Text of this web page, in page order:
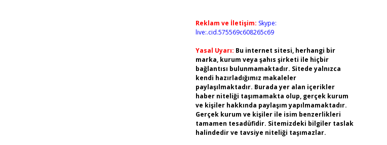
Reklam ve İletişim: Skype:
live:.cid.575569c608265c69
Yasal Uyarı: Bu internet sitesi, herhangi bir
marka, kurum veya şahıs şirketi ile hiçbir
bağlantısı bulunmamaktadır. Sitede yalnızca
kendi hazırladığımız makaleler
paylaşılmaktadır. Burada yer alan içerikler
haber niteliği taşımamakta olup, gerçek kurum
ve kişiler hakkında paylaşım yapılmamaktadır.
Gerçek kurum ve kişiler ile isim benzerlikleri
tamamen tesadüfidir. Sitemizdeki bilgiler taslak
halindedir ve tavsiye niteliği taşımazlar.